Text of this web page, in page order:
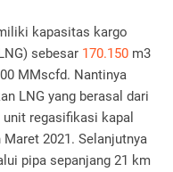
kapasitas kargo
sebesar 170.150 m3
MMscfd. Nantinya
LNG yang berasal dari
regasifikasi kapal
Maret 2021. Selanjutnya
pipa sepanjang 21 km